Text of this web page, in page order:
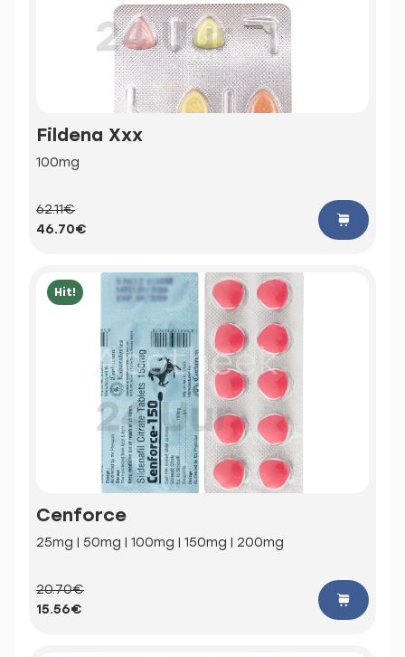
Fildena Xxx
100mg
62.11€
46.70€
Hit!
Cenforce
25mg | 50mg | 100mg | 150mg | 200mg
20.70€
15.56€